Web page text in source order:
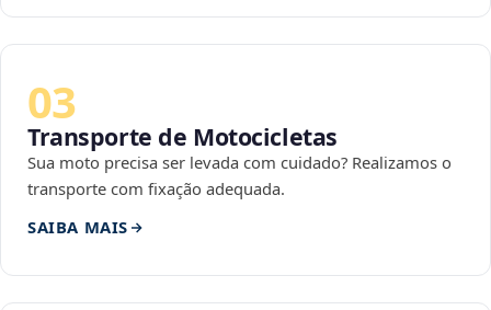
03
Transporte de Motocicletas
Sua moto precisa ser levada com cuidado? Realizamos o
transporte com fixação adequada.
SAIBA MAIS